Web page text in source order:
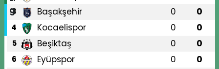
3 Başakşehir 0 0
4 Kocaelispor 0 0
5 Beşiktaş 0 0
6 Eyüpspor 0 0